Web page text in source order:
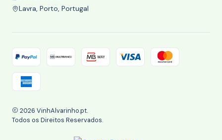
Lavra, Porto, Portugal
2026 VinhAlvarinho.pt.
Todos os Direitos Reservados.